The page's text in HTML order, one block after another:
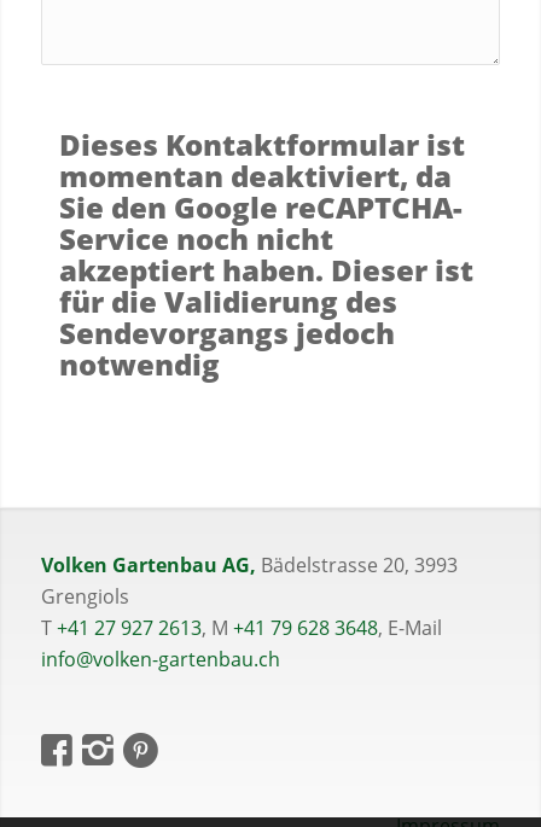
Dieses Kontaktformular ist
momentan deaktiviert, da
Sie den Google reCAPTCHA-
Service noch nicht
akzeptiert haben. Dieser ist
für die Validierung des
Sendevorgangs jedoch
notwendig
Volken Gartenbau AG, Bädelstrasse 20, 3993
Grengiols
T+41 27 927 2613, M +41 79 628 3648, E-Mail
info@volken-gartenbau.ch